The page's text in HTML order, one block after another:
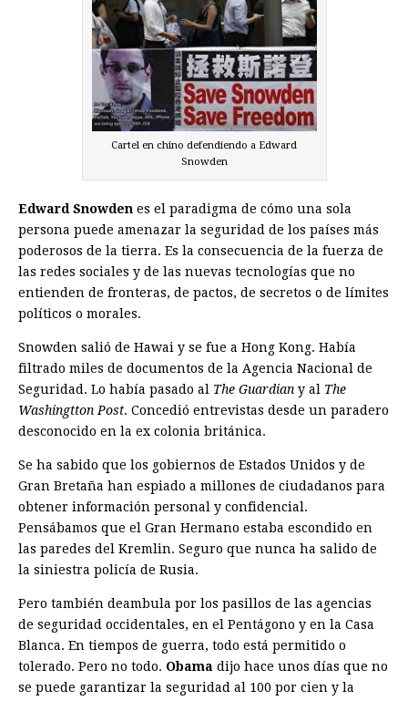
Cartel en chino defendiendo a Edward
Snowden
Edward Snowden es el paradigma de cómo una sola
persona puede amenazar la seguridad de los países más
poderosos de la tierra. Es la consecuencia de la fuerza de
las redes sociales y de las nuevas tecnologías que no
entienden de fronteras, de pactos, de secretos o de límites
políticos o morales.
Snowden salió de Hawai y se fue a Hong Kong. Había
filtrado miles de documentos de la Agencia Nacional de
Seguridad. Lo había pasado al The Guardian y al The
Washingtton Post. Concedió entrevistas desde un paradero
desconocido en la ex colonia británica.
Se ha sabido que los gobiernos de Estados Unidos y de
Gran Bretaña han espiado a millones de ciudadanos para
obtener información personal y confidencial.
Pensábamos que el Gran Hermano estaba escondido en
las paredes del Kremlin. Seguro que nunca ha salido de
la siniestra policía de Rusia.
Pero también deambula por los pasillos de las agencias
de seguridad occidentales, en el Pentágono y en la Casa
Blanca. En tiempos de guerra, todo está permitido o
tolerado. Pero no todo. Obama dijo hace unos días que no
se puede garantizar la seguridad al 100 por cien y la